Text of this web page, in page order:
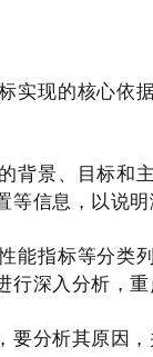
实现的核心依
背景、目标和
信息，以说明
能指标等分类
深入分析，
分析其原因